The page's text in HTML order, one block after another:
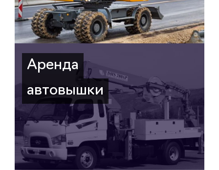
Аренда
автовышки